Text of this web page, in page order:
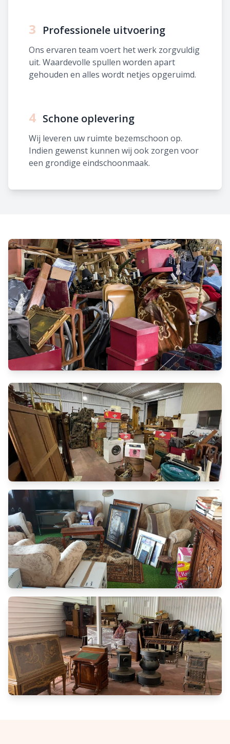
3 Professionele uitvoering
Ons ervaren team voert het werk zorgvuldig
uit. Waardevolle spullen worden apart
gehouden en alles wordt netjes opgeruimd.
4 Schone oplevering
Wij leveren uw ruimte bezemschoon op.
Indien gewenst kunnen wij ook zorgen voor
een grondige eindschoonmaak.